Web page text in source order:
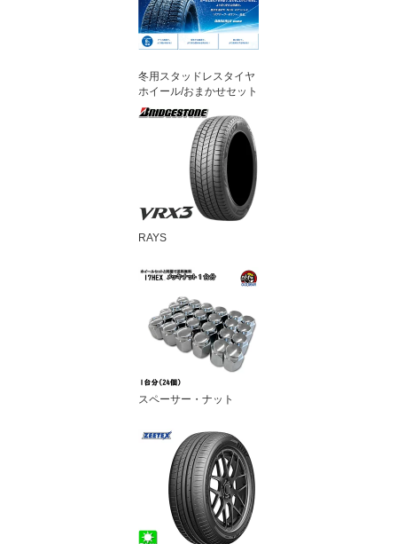
冬用スタッドレスタイヤ
ホイール/おまかせセット
RAYS
スペーサー・ナット